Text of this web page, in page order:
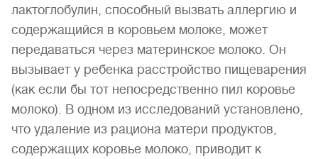
лактоглобулин, способный вызвать аллергию и
содержащийся в коровьем молоке, может
передаваться через материнское молоко. Он
вызывает у ребенка расстройство пищеварения
(как если бы тот непосредственно пил коровье
молоко). В одном из исследований установлено,
что удаление из рациона матери продуктов,
содержащих коровье молоко, приводит к